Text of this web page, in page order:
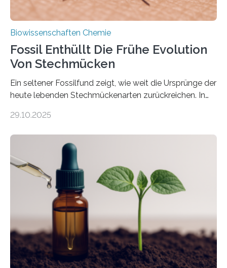
Biowissenschaften Chemie
Fossil Enthüllt Die Frühe Evolution
Von Stechmücken
Ein seltener Fossilfund zeigt, wie weit die Ursprünge der
heute lebenden Stechmückenarten zurückreichen. In
Forschende die bisher älteste bekannte Stechmücken-
Region Kachin in Myanmar und hat sich in
ausgezeichnetem Zustand erhalten. Es konnte als neue
Art einer neuen Gattung beschrieben werden und trägt
nun den Namen Cretosabethes primaevus. Dieser erste
fossile Nachweis einer Stechmückenlarve in Bernstein
stellt gleichzeitig den ersten Fossilfund einer
Mückenlarve aus dem Mesozoikum dar, denn…
29.10.2025